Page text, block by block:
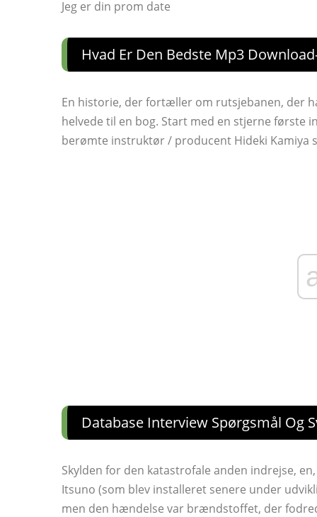
Jeg er din prom date
Hvad Er Den Bedste Mp3
En historie, der fortæller om rutsjebanen, der
helvede til en bog. Start med en stjerne første
berømte instruktør / producent Hideki Kamiya
Database Interview Spørgsmål Og
Skylden for den katastrofale anden indrejse,
Itsuno (som blev installeret senere under
men den hændelse var brændstoffet, der